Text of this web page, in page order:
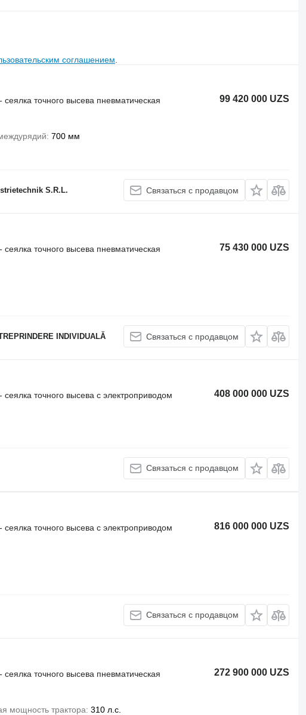
соглашением
99 420 000 UZS
точного высева пневматическая
700 мм
S.R.L. Связаться с продавцом
75 430 000 UZS
точного высева пневматическая
INDIVIDUALĂ Связаться с продавцом
408 000 000 UZS
точного высева с электроприводом
Связаться с продавцом
816 000 000 UZS
точного высева с электроприводом
Связаться с продавцом
272 900 000 UZS
точного высева пневматическая
мощность трактора 310 л.с.